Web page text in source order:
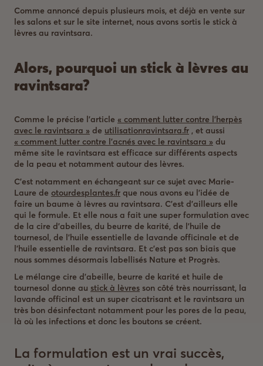
Comme annoncé depuis plusieurs mois, et déjà en vente sur
les salons et sur le site internet, nous avons sortis le stick à
lèvres au ravintsara.
Alors, pourquoi un stick à lèvres au
ravintsara?
Comme le précise l’article « comment lutter contre l’herpès
avec le ravintsara » de utilisationravintsara.fr , et aussi
« comment lutter contre l’acnés avec le ravintsara » du
même site le ravintsara est efficace sur différents aspects
de la peau et notamment autour des lèvres.
C’est notamment en échangeant sur ce sujet avec Marie-
Laure de otourdesplantes.fr que nous avons eu l’idée de
faire un baume à lèvres au ravintsara. C’est d’ailleurs elle
qui le formule. Et elle nous a fait une super formulation avec
de la cire d’abeilles, du beurre de karité, de l’huile de
tournesol, de l’huile essentielle de lavande officinale et de
l’huile essentielle de ravintsara. Et c’est pas son biais que
nous sommes désormais labellisés Nature et Progrès.
Le mélange cire d’abeille, beurre de karité et huile de
tournesol donne au stick à lèvres son côté très nourrissant, la
lavande officinal est un super cicatrisant et le ravintsara un
très bon désinfectant notamment pour les pores de la peau,
là où les infections et donc les boutons se créent.
La formulation est un vrai succès,